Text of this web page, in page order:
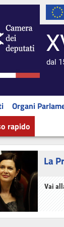
dal
Organi
rapido
La
Vai